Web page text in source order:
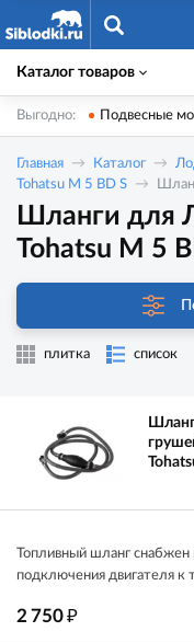
Каталог товаров
Выгодно: Подвесные
Главная Каталог
Tohatsu M 5 BD S
Шланги для
Tohatsu M 5
плитка список
Топливный шланг
подключения двигателя к
2 750₽